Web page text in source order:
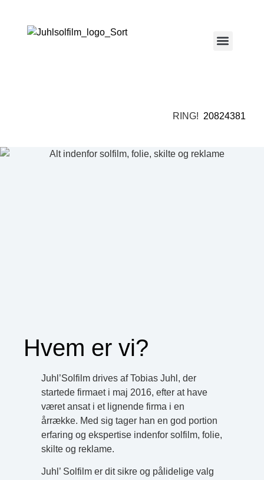
RING! 20824381
Hvem er vi?
Juhl’Solfilm drives af Tobias Juhl, der
startede firmaet i maj 2016, efter at have
været ansat i et lignende firma i en
årrække. Med sig tager han en god portion
erfaring og ekspertise indenfor solfilm, folie,
skilte og reklame.
Juhl’ Solfilm er dit sikre og pålidelige valg